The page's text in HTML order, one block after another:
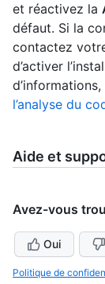
et réactivez la
défaut. Si la
contactez
d’activer
l’analyse du
Aide et
Avez-vous
Oui
Politique de